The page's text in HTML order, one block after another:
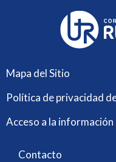
Mapa del Sitio
Política de privacidad
Acceso a la información
Contacto